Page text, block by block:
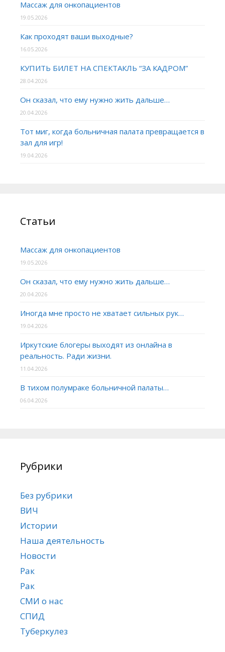
Массаж для онкопациентов
19.05.2026
Как проходят ваши выходные?
16.05.2026
КУПИТЬ БИЛЕТ НА СПЕКТАКЛЬ “ЗА КАДРОМ”
28.04.2026
Он сказал, что ему нужно жить дальше…
20.04.2026
Тот миг, когда больничная палата превращается в
зал для игр!
19.04.2026
Статьи
Массаж для онкопациентов
19.05.2026
Он сказал, что ему нужно жить дальше…
20.04.2026
Иногда мне просто не хватает сильных рук…
19.04.2026
Иркутские блогеры выходят из онлайна в
реальность. Ради жизни.
11.04.2026
В тихом полумраке больничной палаты…
06.04.2026
Рубрики
Без рубрики
ВИЧ
Истории
Наша деятельность
Новости
Рак
Рак
СМИ о нас
СПИД
Туберкулез